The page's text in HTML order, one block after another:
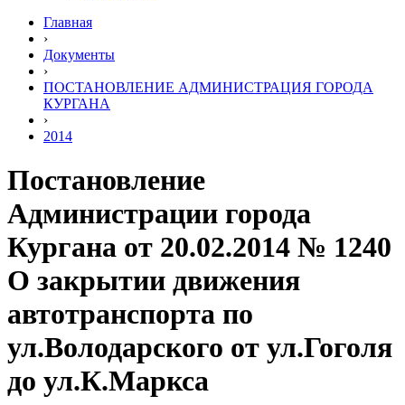
Главная
›
Документы
›
ПОСТАНОВЛЕНИЕ АДМИНИСТРАЦИЯ ГОРОДА
КУРГАНА
›
2014
Постановление
Администрации города
Кургана от 20.02.2014 № 1240
О закрытии движения
автотранспорта по
ул.Володарского от ул.Гоголя
до ул.К.Маркса